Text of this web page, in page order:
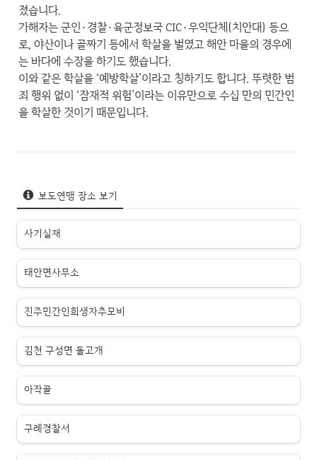
졌습니다.
가해자는 군인·경찰·육군정보국 CIC·우익단체(치안대) 등으
로, 야산이나 골짜기 등에서 학살을 벌였고 해안 마을의 경우에
는 바다에 수장을 하기도 했습니다.
이와 같은 학살을 ‘예방학살’이라고 칭하기도 합니다. 뚜렷한 범
죄 행위 없이 ‘잠재적 위험’이라는 이유만으로 수십 만의 민간인
을 학살한 것이기 때문입니다.
보도연맹 장소 보기
사기실재
태안면사무소
진주민간인희생자추모비
김천 구성면 돌고개
아작골
구례경찰서